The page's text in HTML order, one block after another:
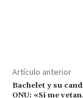
Artículo anterior
Bachelet y su
ONU: «Si me